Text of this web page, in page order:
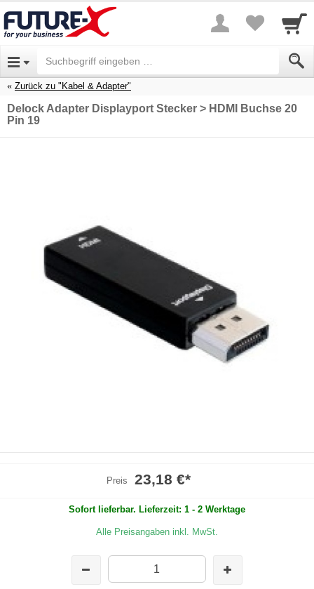
Zurück zu "Kabel & Adapter"
Delock Adapter Displayport Stecker > HDMI Buchse 20
Pin 19
Preis 23,18 €*
Sofort lieferbar. Lieferzeit: 1 - 2 Werktage
Alle Preisangaben inkl. MwSt.